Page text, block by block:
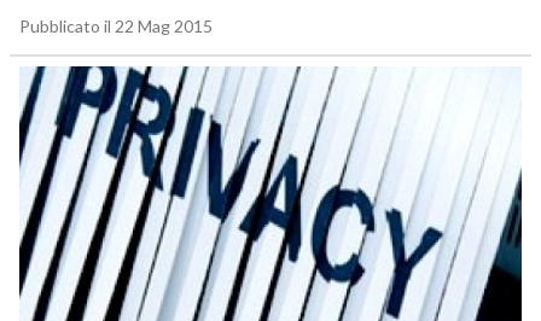
Pubblicato il 22 Mag 2015